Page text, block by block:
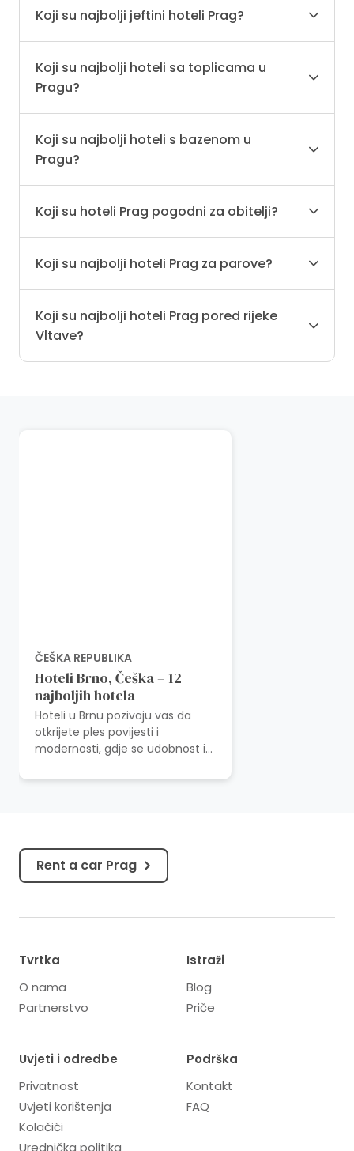
Koji su najbolji jeftini hoteli Prag?
Koji su najbolji hoteli sa toplicama u
Pragu?
Koji su najbolji hoteli s bazenom u
Pragu?
Koji su hoteli Prag pogodni za obitelji?
Koji su najbolji hoteli Prag za parove?
Koji su najbolji hoteli Prag pored rijeke
Vltave?
ČEŠKA REPUBLIKA
Hoteli Brno, Češka – 12
najboljih hotela
Hoteli u Brnu pozivaju vas da
otkrijete ples povijesti i
modernosti, gdje se udobnost i
Češke, gdje ulice vrve od
Rent a car Prag
Tvrtka
O nama
Partnerstvo
Istraži
Blog
Priče
Uvjeti i odredbe
Privatnost
Uvjeti korištenja
Kolačići
Urednička politika
Podrška
Kontakt
FAQ